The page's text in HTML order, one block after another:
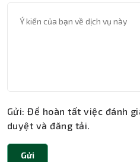
Gửi: Để hoàn tất việc đánh
duyệt và đăng tải.
Gửi